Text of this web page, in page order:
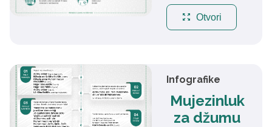
zoom_out_map Otvori
Infografike
Mujezinluk
za džumu